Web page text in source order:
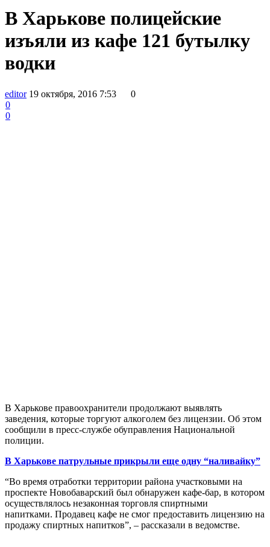
В Харькове полицейские
изъяли из кафе 121 бутылку
водки
editor 19 октября, 2016 7:53
0
0
0
В Харькове правоохранители продолжают выявлять
заведения, которые торгуют алкоголем без лицензии. Об этом
сообщили в пресс-службе обуправления Национальной
полиции.
В Харькове патрульные прикрыли еще одну “наливайку”
“Во время отработки территории района участковыми на
проспекте Новобаварский был обнаружен кафе-бар, в котором
осуществлялось незаконная торговля спиртными
напитками. Продавец кафе не смог предоставить лицензию на
продажу спиртных напитков”, – рассказали в ведомстве.